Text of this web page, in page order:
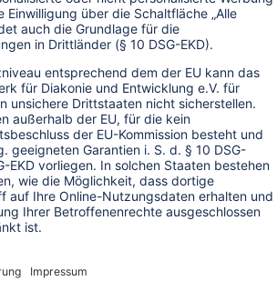
Guide für faires
Tourism